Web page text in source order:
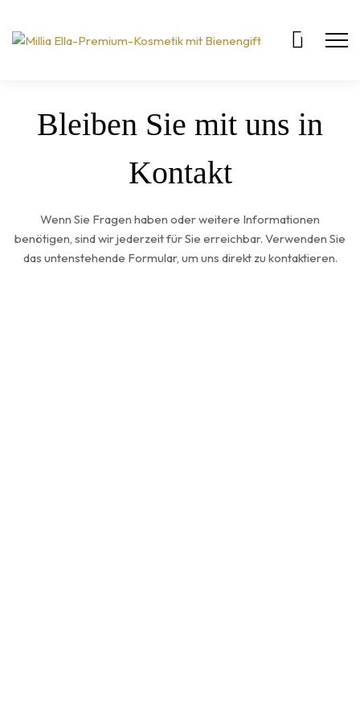
0
Bleiben Sie mit uns in
Kontakt
Wenn Sie Fragen haben oder weitere Informationen
benötigen, sind wir jederzeit für Sie erreichbar. Verwenden Sie
das untenstehende Formular, um uns direkt zu kontaktieren.